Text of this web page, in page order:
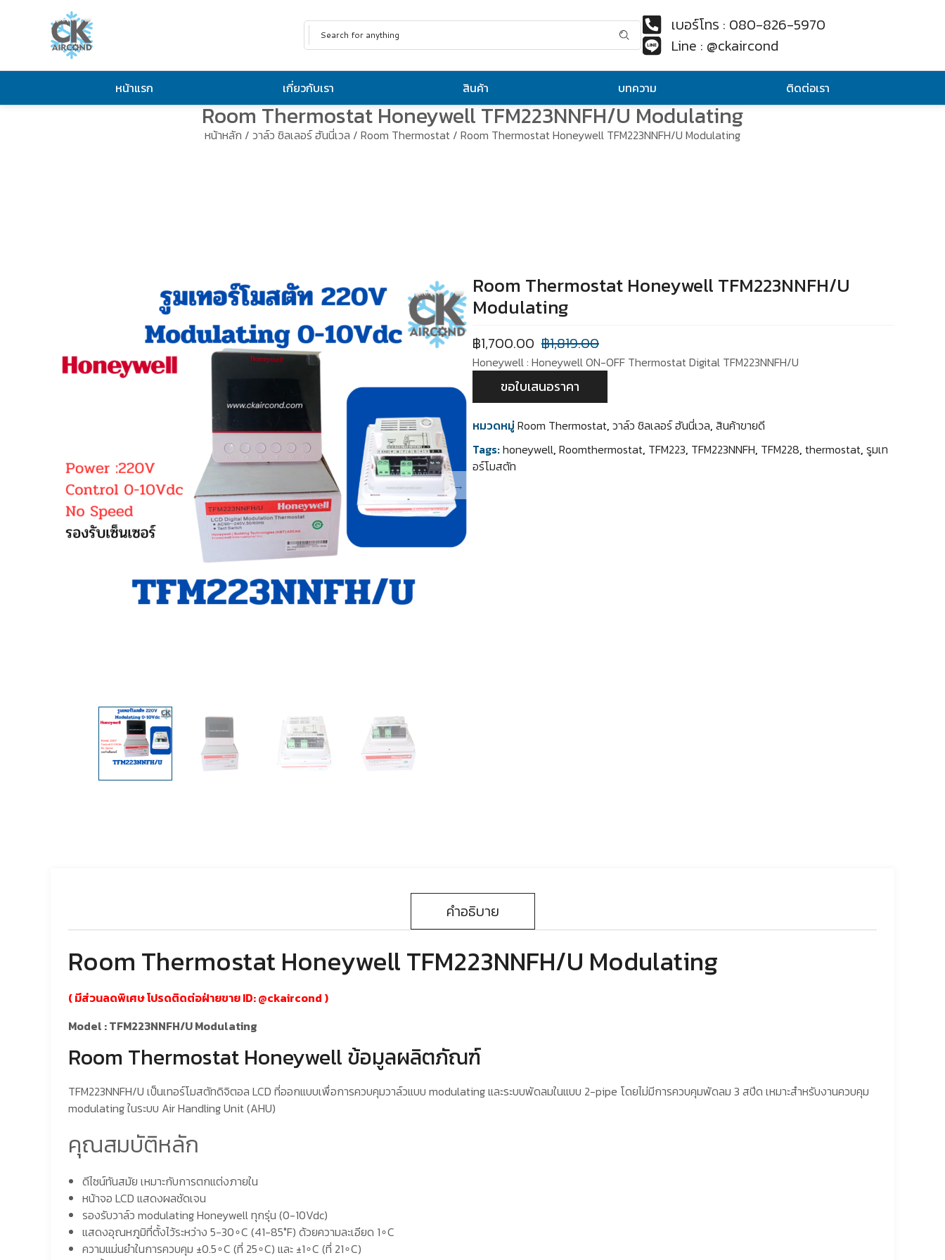
เบอร์โทร : 080-826-5970
Line : @ckaircond
หน้าแรก เกี่ยวกับเรา สินค้า บทความ ติดต่อเรา
Room Thermostat Honeywell TFM223NNFH/U Modulating
หน้าหลัก / วาล์ว ชิลเลอร์ ฮันนี่เวล / Room Thermostat / Room Thermostat Honeywell TFM223NNFH/U Modulating
Room Thermostat Honeywell TFM223NNFH/U
Modulating
฿1,819.00
฿1,700.00
Honeywell : Honeywell ON-OFF Thermostat Digital TFM223NNFH/U
ขอใบเสนอราคา
หมวดหมู่Room Thermostat, วาล์ว ชิลเลอร์ ฮันนี่เวล, สินค้าขายดี
Tags:honeywell, Roomthermostat, TFM223, TFM223NNFH, TFM228, thermostat, รูมเท
อร์โมสตัท
คำอธิบาย
Room Thermostat Honeywell TFM223NNFH/U Modulating
( มีส่วนลดพิเศษ โปรดติดต่อฝ่ายขาย ID:@ckaircond )
Model : TFM223NNFH/U Modulating
Room Thermostat Honeywell ข้อมูลผลิตภัณฑ์
TFM223NNFH/U เป็นเทอร์โมสตัทดิจิตอล LCD ที่ออกแบบเพื่อการควบคุมวาล์วแบบ modulating และระบบพัดลมในแบบ 2-pipe โดยไม่มีการควบคุมพัดลม 3 สปีด เหมาะสำหรับงานควบคุม
modulating ในระบบ Air Handling Unit (AHU)
คุณสมบัติหลัก
ดีไซน์ทันสมัย เหมาะกับการตกแต่งภายใน
หน้าจอ LCD แสดงผลชัดเจน
รองรับวาล์ว modulating Honeywell ทุกรุ่น (0-10Vdc)
แสดงอุณหภูมิที่ตั้งไว้ระหว่าง 5−30∘C (41-85°F) ด้วยความละเอียด 1∘C
ความแม่นยำในการควบคุม ±0.5∘C (ที่ 25∘C) และ ±1∘C (ที่ 21∘C)